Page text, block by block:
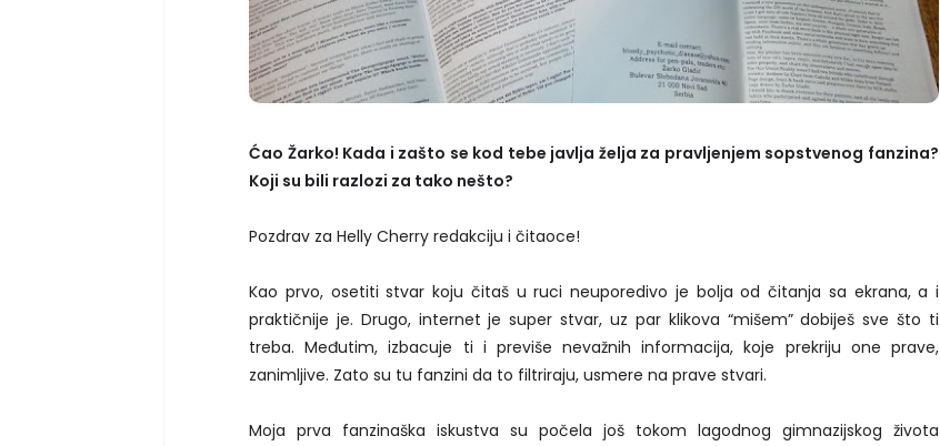
Ćao Žarko! Kada i zašto se kod tebe javlja želja za pravljenjem sopstvenog fanzina?
Koji su bili razlozi za tako nešto?
Pozdrav za Helly Cherry redakciju i čitaoce!
Kao prvo, osetiti stvar koju čitaš u ruci neuporedivo je bolja od čitanja sa ekrana, a i
praktičnije je. Drugo, internet je super stvar, uz par klikova “mišem” dobiješ sve što ti
treba. Međutim, izbacuje ti i previše nevažnih informacija, koje prekriju one prave,
zanimljive. Zato su tu fanzini da to filtriraju, usmere na prave stvari.
Moja prva fanzinaška iskustva su počela još tokom lagodnog gimnazijskog života